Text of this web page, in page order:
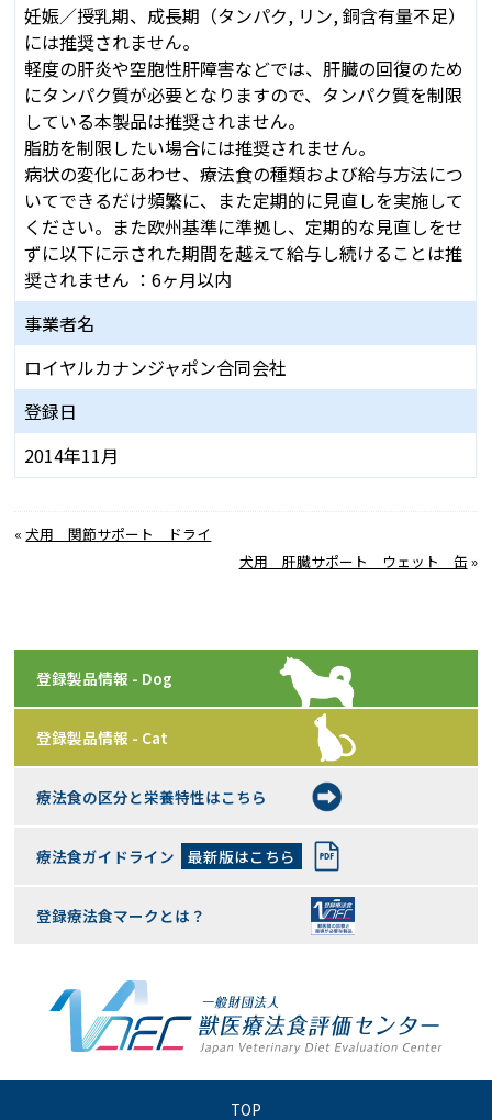
妊娠／授乳期、成長期（タンパク, リン, 銅含有量不足）
には推奨されません。
軽度の肝炎や空胞性肝障害などでは、肝臓の回復のため
にタンパク質が必要となりますので、タンパク質を制限
している本製品は推奨されません。
脂肪を制限したい場合には推奨されません。
病状の変化にあわせ、療法食の種類および給与方法につ
いてできるだけ頻繁に、また定期的に見直しを実施して
ください。また欧州基準に準拠し、定期的な見直しをせ
ずに以下に示された期間を越えて給与し続けることは推
奨されません ：6ヶ月以内
事業者名
ロイヤルカナンジャポン合同会社
登録日
2014年11月
«犬用 関節サポート ドライ
犬用 肝臓サポート ウェット 缶»
登録製品情報 - Dog
登録製品情報 - Cat
療法食の区分と栄養特性はこちら
療法食ガイドライン 最新版はこちら
登録療法食マークとは？
TOP